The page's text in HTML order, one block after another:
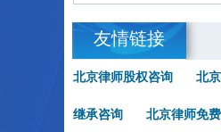
友情链接
北京律师股权咨询 北
继承咨询 北京律师免